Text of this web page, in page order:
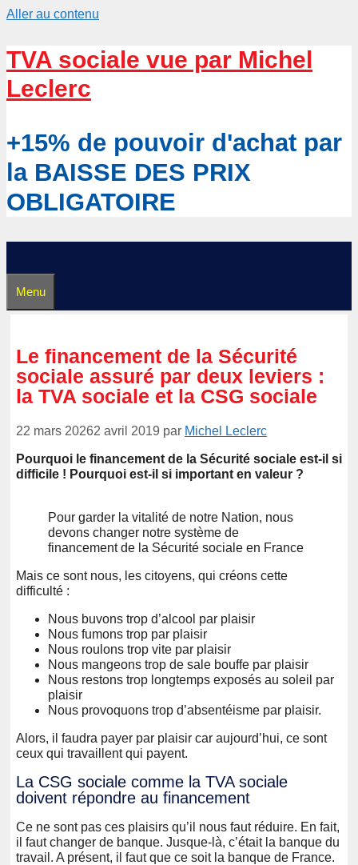
Aller au contenu
TVA sociale vue par Michel
Leclerc
+15% de pouvoir d'achat par
la BAISSE DES PRIX
OBLIGATOIRE
Menu
Le financement de la Sécurité
sociale assuré par deux leviers :
la TVA sociale et la CSG sociale
22 mars 20262 avril 2019 par Michel Leclerc
Pourquoi le financement de la Sécurité sociale est-il si
difficile ! Pourquoi est-il si important en valeur ?
Pour garder la vitalité de notre Nation, nous
devons changer notre système de
financement de la Sécurité sociale en France
Mais ce sont nous, les citoyens, qui créons cette
difficulté :
Nous buvons trop d’alcool par plaisir
Nous fumons trop par plaisir
Nous roulons trop vite par plaisir
Nous mangeons trop de sale bouffe par plaisir
Nous restons trop longtemps exposés au soleil par
plaisir
Nous provoquons trop d’absentéisme par plaisir.
Alors, il faudra payer par plaisir car aujourd’hui, ce sont
ceux qui travaillent qui payent.
La CSG sociale comme la TVA sociale
doivent répondre au financement
Ce ne sont pas ces plaisirs qu’il nous faut réduire. En fait,
il faut changer de banque. Jusque-là, c’était la banque du
travail. A présent, il faut que ce soit la banque de France.